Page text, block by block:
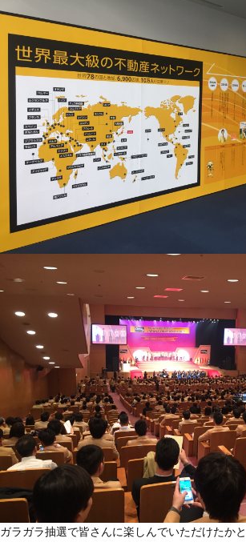
ガラガラ抽選で皆さんに楽しんでいただけたかと